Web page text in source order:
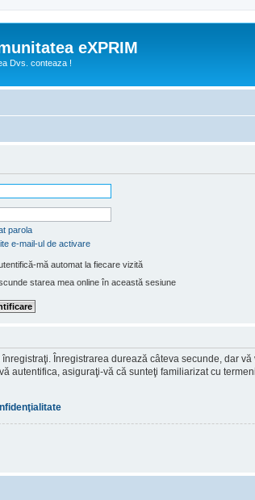
eXPRIM
Dvs. conteaza !
parola
e-mail-ul de activare
mă automat la fiecare vizită
starea mea online în această sesiune
Înregistrarea durează câteva secunde, dar
autentifica, asiguraţi-vă că sunteţi familiarizat cu